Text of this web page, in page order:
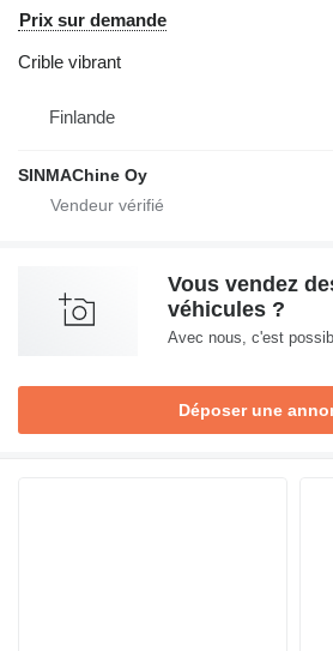
Prix sur demande
Crible vibrant
Finlande
SINMAChine Oy
Vous vendez
véhicules ?
Avec nous, c'est
Déposer une